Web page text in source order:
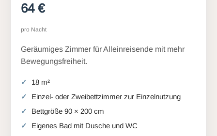
64 €
pro Nacht
Geräumiges Zimmer für Alleinreisende mit mehr
Bewegungsfreiheit.
18 m²
Einzel- oder Zweibettzimmer zur Einzelnutzung
Bettgröße 90 × 200 cm
Eigenes Bad mit Dusche und WC